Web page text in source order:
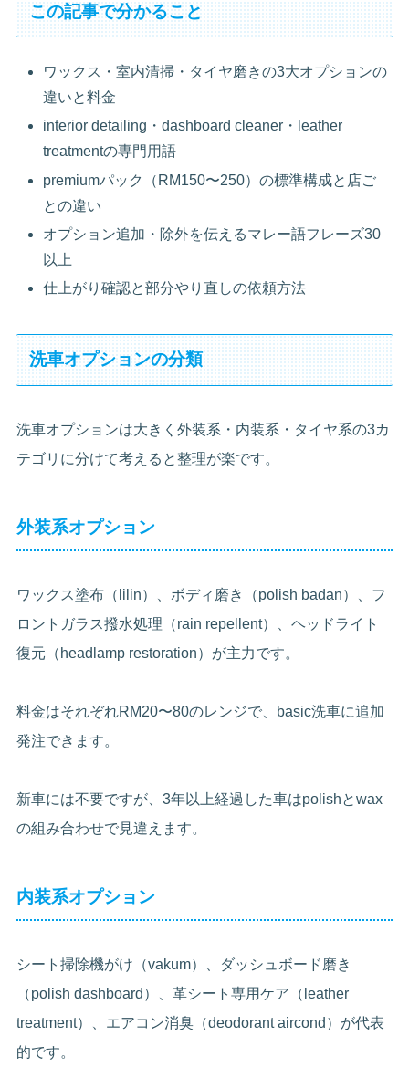
この記事で分かること
ワックス・室内清掃・タイヤ磨きの3大オプションの
違いと料金
interior detailing・dashboard cleaner・leather
treatmentの専門用語
premiumパック（RM150〜250）の標準構成と店ご
との違い
オプション追加・除外を伝えるマレー語フレーズ30
以上
仕上がり確認と部分やり直しの依頼方法
洗車オプションの分類
洗車オプションは大きく外装系・内装系・タイヤ系の3カ
テゴリに分けて考えると整理が楽です。
外装系オプション
ワックス塗布（lilin）、ボディ磨き（polish badan）、フ
ロントガラス撥水処理（rain repellent）、ヘッドライト
復元（headlamp restoration）が主力です。
料金はそれぞれRM20〜80のレンジで、basic洗車に追加
発注できます。
新車には不要ですが、3年以上経過した車はpolishとwax
の組み合わせで見違えます。
内装系オプション
シート掃除機がけ（vakum）、ダッシュボード磨き
（polish dashboard）、革シート専用ケア（leather
treatment）、エアコン消臭（deodorant aircond）が代表
的です。